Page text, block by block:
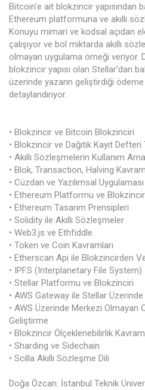
Bitcoin'e ait blokzincir yapısından
Ethereum platformuna ve akıllı
Konuyu mimari ve kodsal açıdan
çalışıyor ve bol miktarda akıllı
olmayan uygulama örneği veriyor.
blokzincir yapısı olan Stellar’dan
üzerinde yazarın geliştirdiği
detaylandırıyor.
• Blokzincir ve Bitcoin Blokzinciri
• Blokzincir ve Dağıtık Kayıt
• Akıllı Sözleşmelerin Kullanım
• Blok, Transaction, Halving
• Cüzdan ve Yazılımsal Uygulaması
• Ethereum Platformu ve
• Ethereum Tasarım Prensipleri
• Solidity ile Akıllı Sözleşmeler
• Web3.js ve Ethfiddle
• Token ve Coin Kavramları
• Etherscan Api ile Blokzincirden
• IPFS (Interplanetary File System)
• Stellar Platformu ve Blokzinciri
• AWS Gateway ile Stellar
• AWS Üzerinde Merkezi Olmayan
Geliştirme
• Blokzincir Ölçeklenebilirlik
• Sharding ve Sidechain
• Scilla Akıllı Sözleşme Dili
Doğa Özcan: İstanbul Teknik